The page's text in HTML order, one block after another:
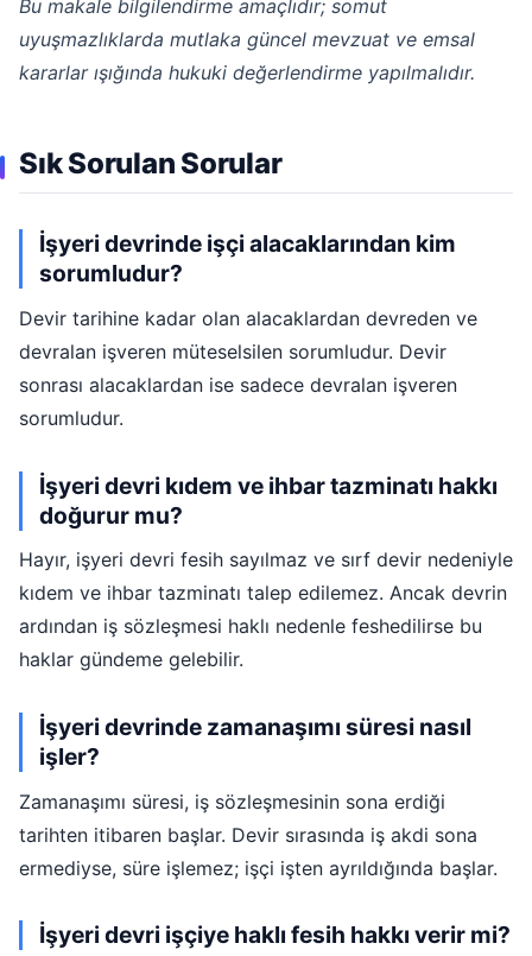
Bu makale bilgilendirme amaçlıdır; somut
uyuşmazlıklarda mutlaka güncel mevzuat ve emsal
kararlar ışığında hukuki değerlendirme yapılmalıdır.
Sık Sorulan Sorular
İşyeri devrinde işçi alacaklarından kim
sorumludur?
Devir tarihine kadar olan alacaklardan devreden ve
devralan işveren müteselsilen sorumludur. Devir
sonrası alacaklardan ise sadece devralan işveren
sorumludur.
İşyeri devri kıdem ve ihbar tazminatı hakkı
doğurur mu?
Hayır, işyeri devri fesih sayılmaz ve sırf devir nedeniyle
kıdem ve ihbar tazminatı talep edilemez. Ancak devrin
ardından iş sözleşmesi haklı nedenle feshedilirse bu
haklar gündeme gelebilir.
İşyeri devrinde zamanaşımı süresi nasıl
işler?
Zamanaşımı süresi, iş sözleşmesinin sona erdiği
tarihten itibaren başlar. Devir sırasında iş akdi sona
ermediyse, süre işlemez; işçi işten ayrıldığında başlar.
İşyeri devri işçiye haklı fesih hakkı verir mi?